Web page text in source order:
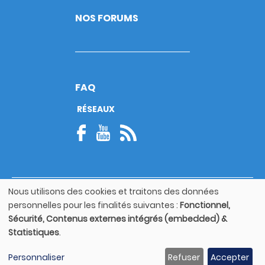
NOS FORUMS
FAQ
RÉSEAUX
© Copyright 2026
Footer
bottom
Mentions légales
Utilisation
des
données
personnelles
et
Nous utilisons des cookies et traitons des données
personnelles pour les finalités suivantes : Fonctionnel,
Sécurité, Contenus externes intégrés (embedded) &
Statistiques.
Personnaliser Refuser Accepter